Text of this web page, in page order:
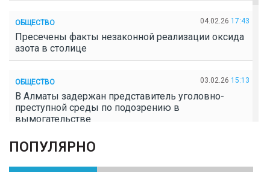
ОБЩЕСТВО 04.02.26 17:43
Пресечены факты незаконной реализации оксида
азота в столице
ОБЩЕСТВО 03.02.26 15:13
В Алматы задержан представитель уголовно-
преступной среды по подозрению в
вымогательстве
ОБЩЕСТВО
Полицейские пресекли незаконное выращивание
ПОПУЛЯРНО